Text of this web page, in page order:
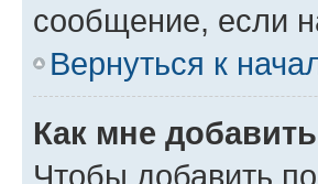
сообщение, если
Вернуться к
Как мне
Чтобы добавить